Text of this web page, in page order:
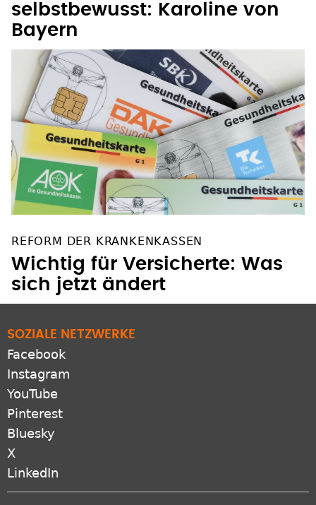
selbstbewusst: Karoline von
Bayern
REFORM DER KRANKENKASSEN
Wichtig für Versicherte: Was
sich jetzt ändert
SOZIALE NETZWERKE
Facebook
Instagram
YouTube
Pinterest
Bluesky
X
LinkedIn